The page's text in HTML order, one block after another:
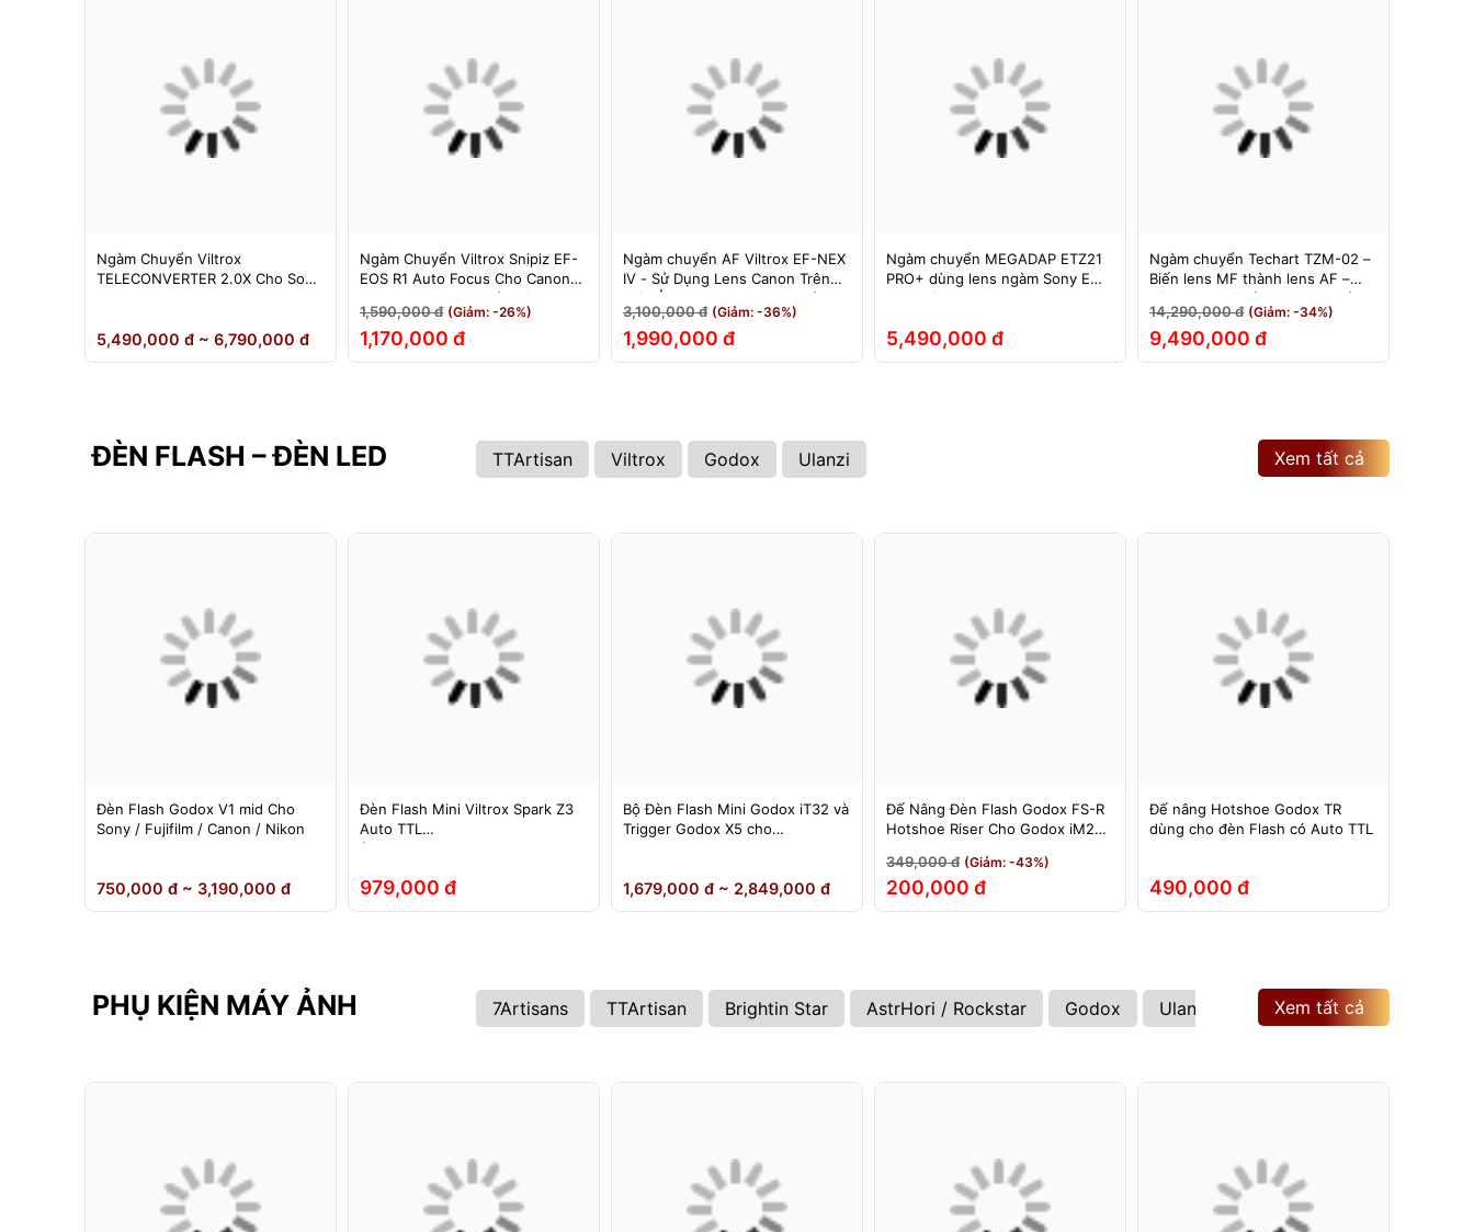
Ngàm Chuyển Viltrox
TELECONVERTER 2.0X Cho Sony
5,490,000 đ ~ 6,790,000 đ
Ngàm Chuyển Viltrox Snipiz EF-
EOS R1 Auto Focus Cho Canon
EOS R/RP/R5/R6 - Bảo Hành 12
Tháng 1 Đổi 1
1,590,000 đ (Giảm: -26%)
1,170,000 đ
Ngàm chuyển AF Viltrox EF-NEX
IV - Sử Dụng Lens Canon Trên
Máy Ảnh Sony E-Mount - Bảo
Hành 12 Tháng.
3,100,000 đ (Giảm: -36%)
1,990,000 đ
Ngàm chuyển MEGADAP ETZ21
PRO+ dùng lens ngàm Sony E
cho máy Nikon Z – Adapter
5,490,000 đ
Ngàm chuyển Techart TZM-02 –
Biến lens MF thành lens AF –
Dùng cho máy ảnh Nikon Z sử
dụng các ống kính ngàm Leica M
14,290,000 đ (Giảm: -34%)
9,490,000 đ
ĐÈN FLASH – ĐÈN LED TTArtisan Viltrox Godox Ulanzi Xem tất cả
Đèn Flash Godox V1 mid Cho
Sony / Fujifilm / Canon / Nikon
750,000 đ ~ 3,190,000 đ
Đèn Flash Mini Viltrox Spark Z3
Auto TTL
(Fuji/Sony/Canon/Nikon)
979,000 đ
Bộ Đèn Flash Mini Godox iT32 và
Trigger Godox X5 cho
1,679,000 đ ~ 2,849,000 đ
Đế Nâng Đèn Flash Godox FS-R
Hotshoe Riser Cho Godox iM20
iA32 Lux Cadet
349,000 đ (Giảm: -43%)
200,000 đ
Đế nâng Hotshoe Godox TR
dùng cho đèn Flash có Auto TTL
490,000 đ
PHỤ KIỆN MÁY ẢNH 7Artisans TTArtisan Brightin Star AstrHori / Rockstar Godox Ulanzi Kenko Hoya
Xem tất cả